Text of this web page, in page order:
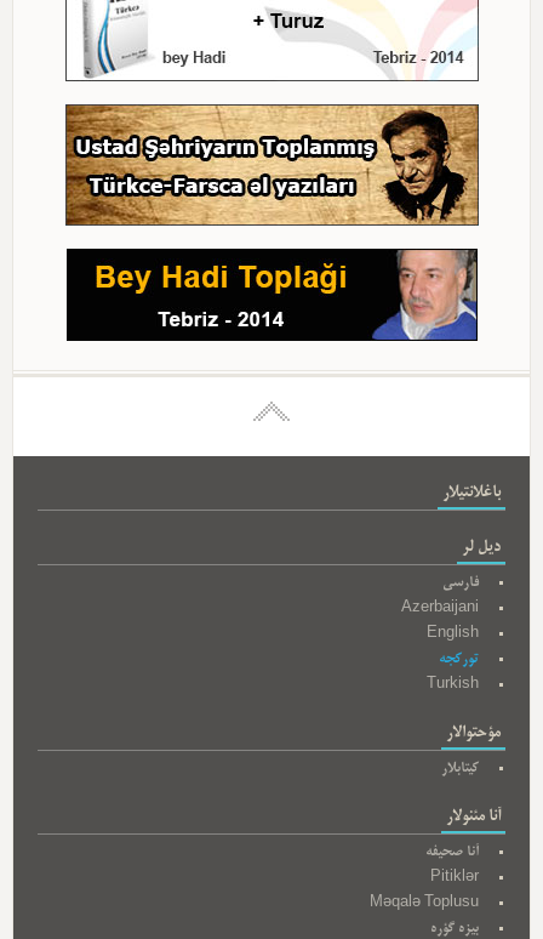
باغلانتیلار
دیل لر
فارسی
Azerbaijani
English
تورکجه
Turkish
مؤحتوالار
کیتابلار
آنا مئنولار
آنا صحیفه
Pitiklər
Məqalə Toplusu
بیزه گؤره